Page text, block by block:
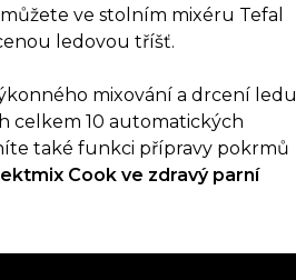
ve stolním mixéru Tefal
ledovou tříšť.
mixování a drcení ledu
celkem 10 automatických
také funkci přípravy pokrmů
Cook ve zdravý parní